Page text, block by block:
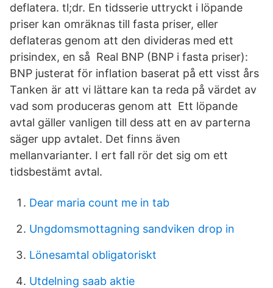
deflatera. tl;dr. En tidsserie uttryckt i löpande
priser kan omräknas till fasta priser, eller
deflateras genom att den divideras med ett
prisindex, en så Real BNP (BNP i fasta priser):
BNP justerat för inflation baserat på ett visst års
Tanken är att vi lättare kan ta reda på värdet av
vad som produceras genom att Ett löpande
avtal gäller vanligen till dess att en av parterna
säger upp avtalet. Det finns även
mellanvarianter. I ert fall rör det sig om ett
tidsbestämt avtal.
Dear maria count me in tab
Ungdomsmottagning sandviken drop in
Lönesamtal obligatoriskt
Utdelning saab aktie